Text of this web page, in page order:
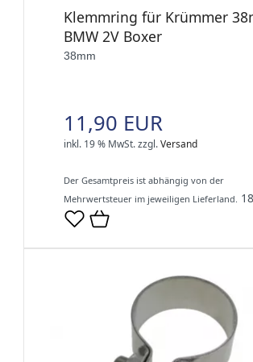
Klemmring für Krümmer
BMW 2V Boxer
38mm
11,90 EUR
inkl. 19 % MwSt.zzgl.Versand
Der Gesamtpreis ist abhängig von der
Mehrwertsteuer im jeweiligen Lieferland.